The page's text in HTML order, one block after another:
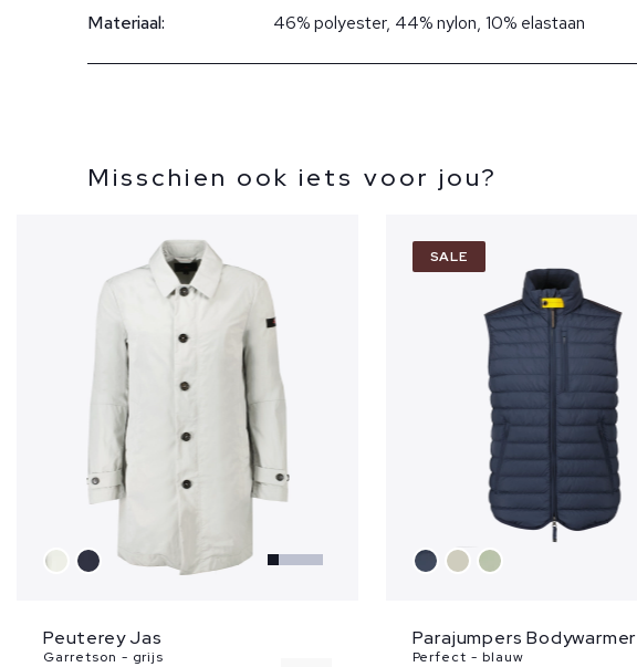
Materiaal: 46% polyester, 44% nylon, 10% elastaan
Misschien ook iets voor jou?
Peuterey Jas
Garretson - grijs
SALE
Parajumpers Bodywarmer
Perfect - blauw